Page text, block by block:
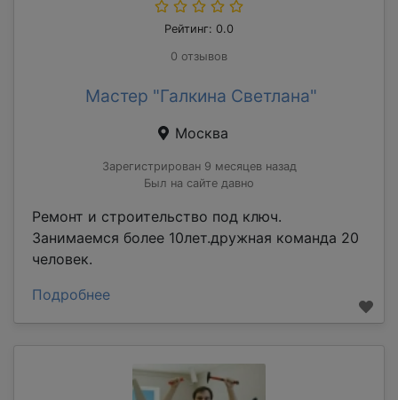
Рейтинг: 0.0
0 отзывов
Мастер "Галкина Светлана"
Москва
Зарегистрирован 9 месяцев назад
Был на сайте давно
Ремонт и строительство под ключ.
Занимаемся более 10лет.дружная команда 20
человек.
Подробнее